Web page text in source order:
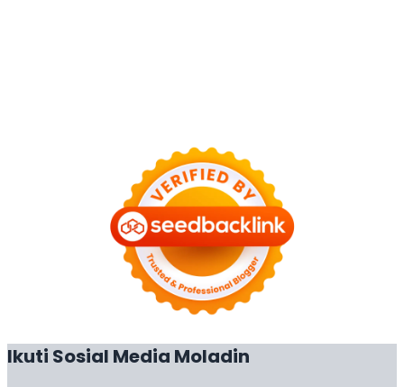
Ikuti Sosial Media Moladin